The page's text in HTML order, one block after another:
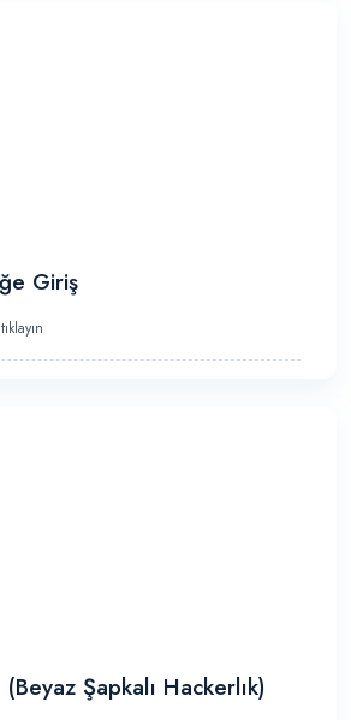
Giriş
Şapkalı Hackerlık)